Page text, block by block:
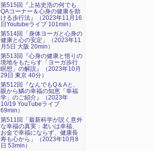
第515回『上祐史浩の何でも
QAコーナー＆心身の健康を助
ける歩行法』（2023年11月16
日Youtubeライブ 101min）
第514回「身体ヨーガと心身の
健康と心の安定」（2023年11
月5日 大阪 20min）
第513回『心身の健康と悟りの
境地をもたらす「ヨーガ歩行
瞑想」の解説』（2023年10月
29日 東京 40分）
第512回『なんでもQ＆Aと、
眼から鱗の幸福の知恵「幸福
学」のご紹介』（2023年
10/19 YouTubeライブ
69min）
第511回「最新科学が説く意外
な幸福の真実：老いは幸福、
お金で幸福にならず、健康長
寿も心から」（2023年10月8
日 53min）